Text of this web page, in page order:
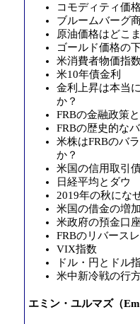
コモディティ価
ブルームバーグ
原油価格はどこ
ゴールド価格の
米消費者物価指
米10年債金利
金利上昇は本当
か？
FRBの金融政策
FRBの歴史的な
米株はFRBのバ
か？
米国の信用取引
日経平均とダウ
2019年の秋にな
米国の借金の増
米政府の預金口
FRBのリバース
VIX指数
ドル・円とドル
米中新冷戦の行
エミン・ユルマズ（